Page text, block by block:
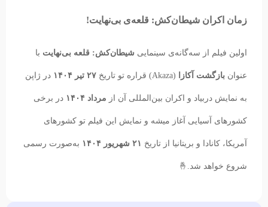
زمان اکران شیطان‌کش: قلعه‌ی بی‌نهایت!
اولین فیلم از سه‌گانه‌ی سینمایی شیطان‌کش: قلعه بی‌نهایت با
عنوان بازگشت آکازا (Akaza) قراره تو تاریخ ۲۷ تیر ۱۴۰۴ در ژاپن
به نمایش دربیاد و اکران بین‌المللی آن از مرداد ۱۴۰۴ در برخی
کشورهای آسیایی آغاز میشه و نمایش این فیلم تو کشورهای
آمریکا، کانادا و بریتانیا از تاریخ ۲۱ شهریور ۱۴۰۴ به‌صورت رسمی
شروع خواهد شد.🤞